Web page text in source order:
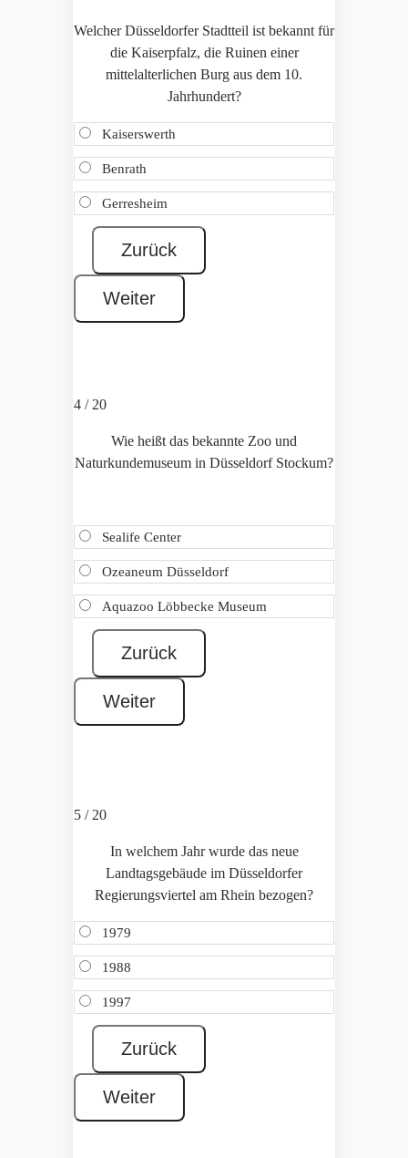
Welcher Düsseldorfer Stadtteil ist bekannt für
die Kaiserpfalz, die Ruinen einer
mittelalterlichen Burg aus dem 10.
Jahrhundert?
Kaiserswerth
Benrath
Gerresheim
4 / 20
Wie heißt das bekannte Zoo und
Naturkundemuseum in Düsseldorf Stockum?
Sealife Center
Ozeaneum Düsseldorf
Aquazoo Löbbecke Museum
5 / 20
In welchem Jahr wurde das neue
Landtagsgebäude im Düsseldorfer
Regierungsviertel am Rhein bezogen?
1979
1988
1997